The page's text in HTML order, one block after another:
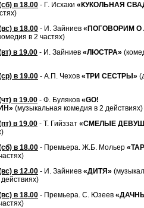
в 18.00 - Г. Исхаки «КУКОЛЬНАЯ
в 18.00 - И. Зайниев «ПОГОВОРИМ
в 2 частях)
в 19.00 - И. Зайниев «ЛЮСТРА»
в 19.00 - А.П. Чехов «ТРИ СЕСТРЫ»
в 19.00 - Ф. Буляков «GO!
(музыкальная комедия в 2 действиях)
в 19.00 - Т. Гийззат «СМЕЛЫЕ
в 18.00 - Премьера. Ж.Б. Мольер
в 12.00 - И. Зайниев «ДИТЯ»
действиях)
в 18.00 - Премьера. С. Юзеев